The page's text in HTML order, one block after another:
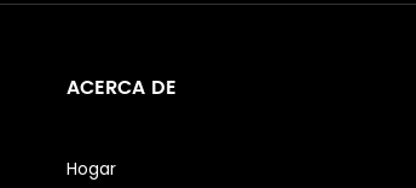
ACERCA DE
Hogar